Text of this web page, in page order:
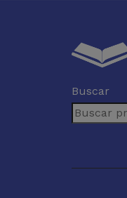
Buscar